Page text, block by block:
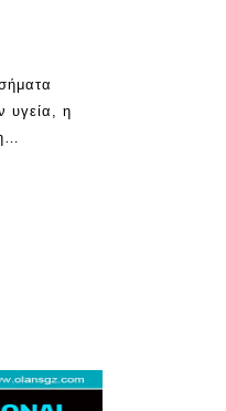
υγεία, η